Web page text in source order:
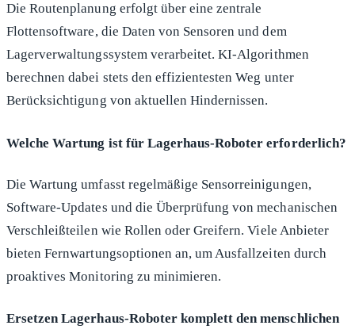
Die Routenplanung erfolgt über eine zentrale
Flottensoftware, die Daten von Sensoren und dem
Lagerverwaltungssystem verarbeitet. KI-Algorithmen
berechnen dabei stets den effizientesten Weg unter
Berücksichtigung von aktuellen Hindernissen.
Welche Wartung ist für Lagerhaus-Roboter erforderlich?
Die Wartung umfasst regelmäßige Sensorreinigungen,
Software-Updates und die Überprüfung von mechanischen
Verschleißteilen wie Rollen oder Greifern. Viele Anbieter
bieten Fernwartungsoptionen an, um Ausfallzeiten durch
proaktives Monitoring zu minimieren.
Ersetzen Lagerhaus-Roboter komplett den menschlichen